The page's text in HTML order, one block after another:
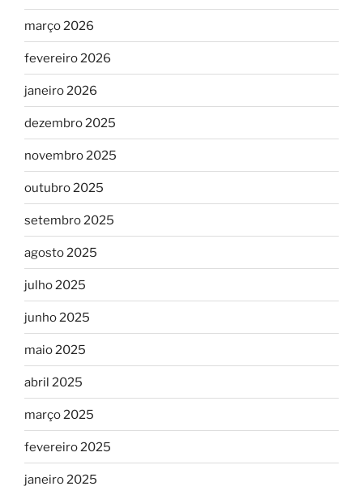
março 2026
fevereiro 2026
janeiro 2026
dezembro 2025
novembro 2025
outubro 2025
setembro 2025
agosto 2025
julho 2025
junho 2025
maio 2025
abril 2025
março 2025
fevereiro 2025
janeiro 2025